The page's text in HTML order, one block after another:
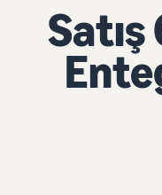
Satış